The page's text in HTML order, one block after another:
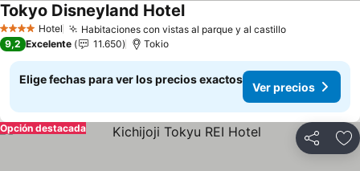
4 EstrellasHotel Habitaciones con vistas al parque y al castilloVer precios
Tokyo Disneyland HotelVer precios
9,2 Excelente 11.650 Tokio
Elige fechas para ver los precios exactos
Ver precios
Compartir
Opción destacada